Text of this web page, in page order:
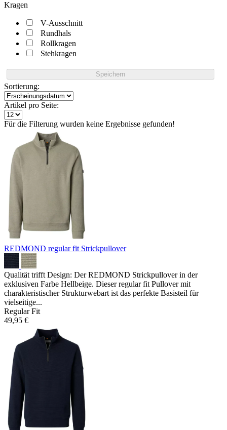
Kragen
V-Ausschnitt
Rundhals
Rollkragen
Stehkragen
Speichern
Sortierung:
Artikel pro Seite:
Für die Filterung wurden keine Ergebnisse gefunden!
REDMOND regular fit Strickpullover
Qualität trifft Design: Der REDMOND Strickpullover in der
exklusiven Farbe Hellbeige. Dieser regular fit Pullover mit
charakteristischer Strukturwebart ist das perfekte Basisteil für
vielseitige...
Regular Fit
49,95 €